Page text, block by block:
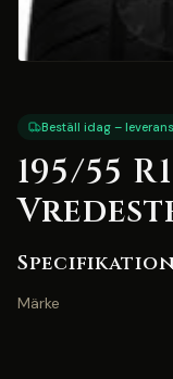
Beställ idag –
195/55
Märke